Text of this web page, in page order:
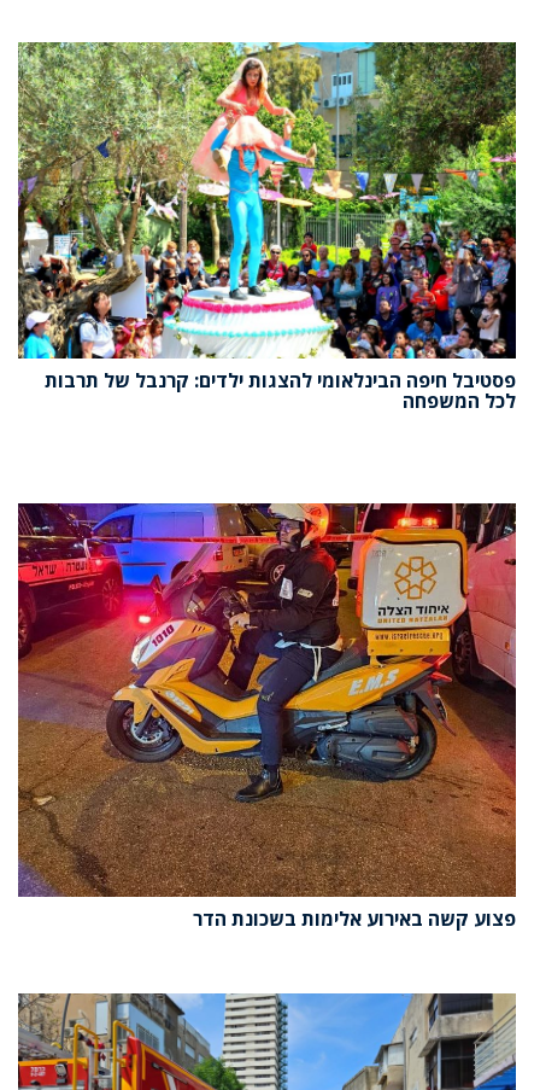
פסטיבל חיפה הבינלאומי להצגות ילדים: קרנבל של תרבות
לכל המשפחה
פצוע קשה באירוע אלימות בשכונת הדר